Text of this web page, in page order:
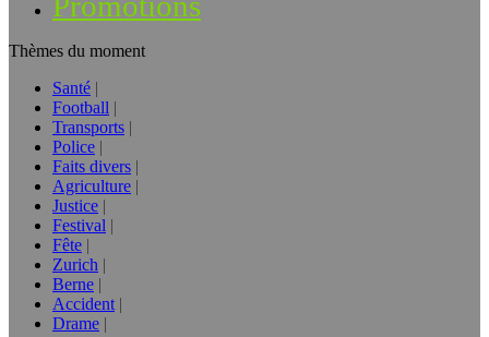
Thèmes du moment
Santé
Football
Transports
Police
Faits divers
Agriculture
Justice
Festival
Fête
Zurich
Berne
Accident
Drame